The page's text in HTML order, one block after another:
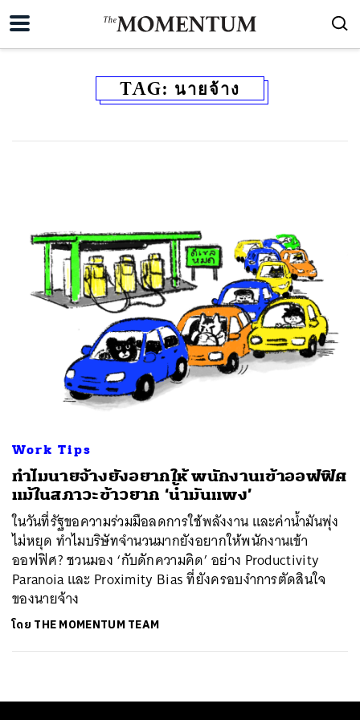
TAG: นายจ้าง
Work Tips
ทำไมนายจ้างยังอยากให้ พนักงานเข้าออฟฟิศ
แม้ในสภาวะข้าวยาก ‘น้ำมันแพง’
ในวันที่รัฐขอความร่วมมือลดการใช้พลังงาน และค่าน้ำมันพุ่ง
ไม่หยุด ทำไมบริษัทจำนวนมากยังอยากให้พนักงานเข้า
ออฟฟิศ? ชวนมอง ‘กับดักความคิด’ อย่าง Productivity
Paranoia และ Proximity Bias ที่ยังครอบงำการตัดสินใจ
ของนายจ้าง
โดย THE MOMENTUM TEAM